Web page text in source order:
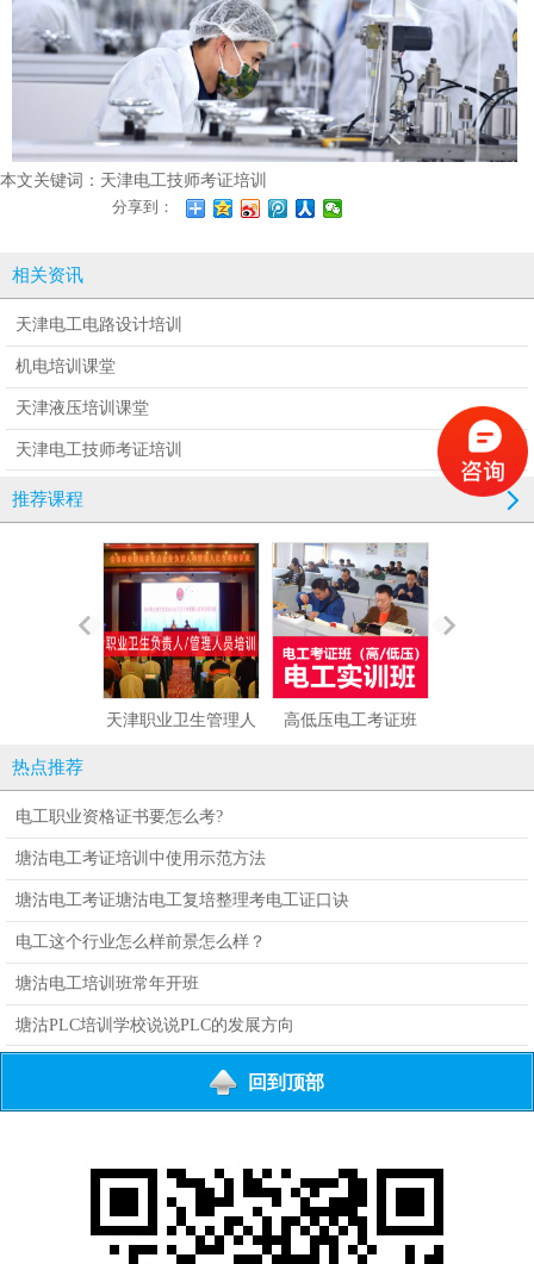
本文关键词： 天津电工技师考证培训
分享到：
相关资讯
天津电工电路设计培训
机电培训课堂
天津液压培训课堂
天津电工技师考证培训
推荐课程
天津职业卫生管理人 高低压电工考证班
热点推荐
电工职业资格证书要怎么考?
塘沽电工考证培训中使用示范方法
塘沽电工考证塘沽电工复培整理考电工证口诀
电工这个行业怎么样前景怎么样？
塘沽电工培训班常年开班
塘沽PLC培训学校说说PLC的发展方向
回到顶部